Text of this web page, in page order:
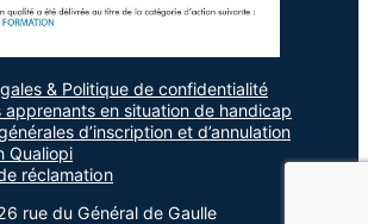
& Politique de confidentialité
apprenants en situation de handicap
d’inscription et d’annulation
Qualiopi
réclamation
rue du Général de Gaulle